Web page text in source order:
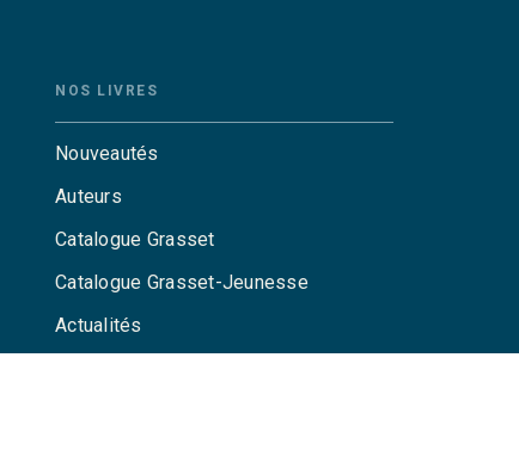
NOS LIVRES
Nouveautés
Auteurs
Catalogue Grasset
Catalogue Grasset-Jeunesse
Actualités